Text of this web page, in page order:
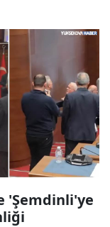
'Şemdinli'ye